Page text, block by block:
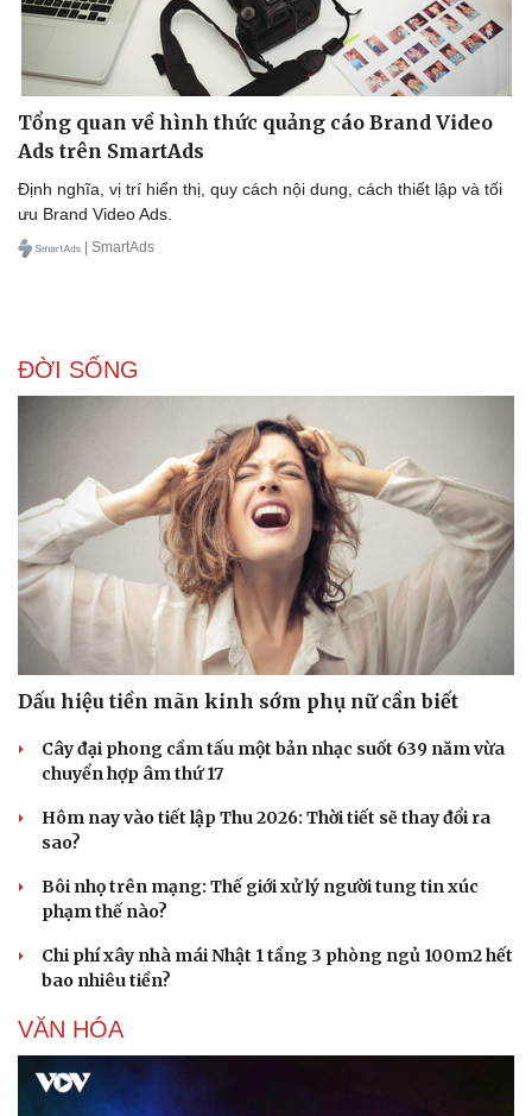
Sức khỏe
Dinh dưỡng - món ngon
Cây thuốc
Sản phụ khoa
Phòng mạch online
Đời sống
Tổng quan về hình thức quảng cáo Brand Video
Ads trên SmartAds
Định nghĩa, vị trí hiển thị, quy cách nội dung, cách thiết lập và tối
ưu Brand Video Ads.
| SmartAds
ĐỜI SỐNG
Dấu hiệu tiền mãn kinh sớm phụ nữ cần biết
Cây đại phong cầm tấu một bản nhạc suốt 639 năm vừa
chuyển hợp âm thứ 17
Hôm nay vào tiết lập Thu 2026: Thời tiết sẽ thay đổi ra
sao?
Bôi nhọ trên mạng: Thế giới xử lý người tung tin xúc
phạm thế nào?
Chi phí xây nhà mái Nhật 1 tầng 3 phòng ngủ 100m2 hết
bao nhiêu tiền?
VĂN HÓA